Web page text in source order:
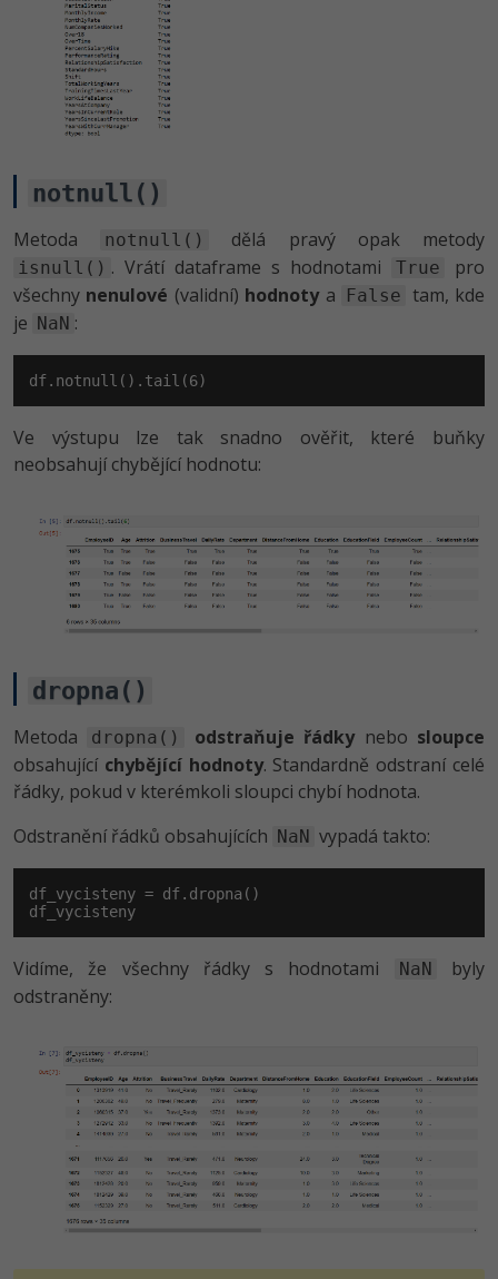
notnull()
Metoda notnull() dělá pravý opak metody
isnull() . Vrátí dataframe s hodnotami True
pro
všechny nenulové (validní) hodnotya False tam, kde
je NaN :
df.notnull().tail(6)
Ve výstupu lze tak snadno ověřit, které buňky
neobsahují chybějící hodnotu:
dropna()
Metoda dropna() odstraňuje řádkynebo sloupce
obsahující chybějící hodnoty. Standardně odstraní celé
řádky, pokud v kterémkoli sloupci chybí hodnota.
Odstranění řádků obsahujících NaN vypadá takto:
df_vycisteny = df.dropna()
df_vycisteny
Vidíme, že všechny řádky s hodnotami NaN
byly
odstraněny: